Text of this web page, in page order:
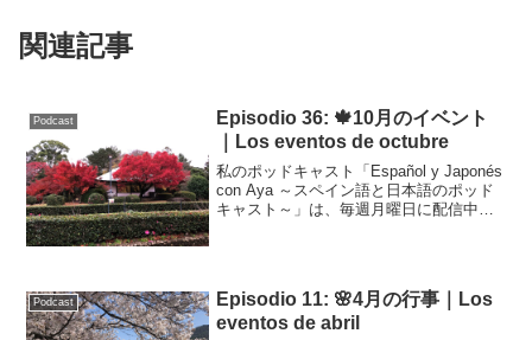
関連記事
Podcast
Episodio 36: 🍁10月のイベント
｜Los eventos de octubre
私のポッドキャスト「Español y Japonés
con Aya ～スペイン語と日本語のポッド
キャスト～」は、毎週月曜日に配信中で
Podcast
Episodio 11: 🌸4月の行事｜Los
eventos de abril